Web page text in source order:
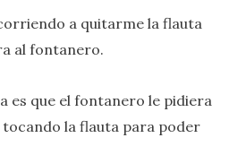
a quitarme la flauta
al fontanero.
es que el fontanero le pidiera
la flauta para poder